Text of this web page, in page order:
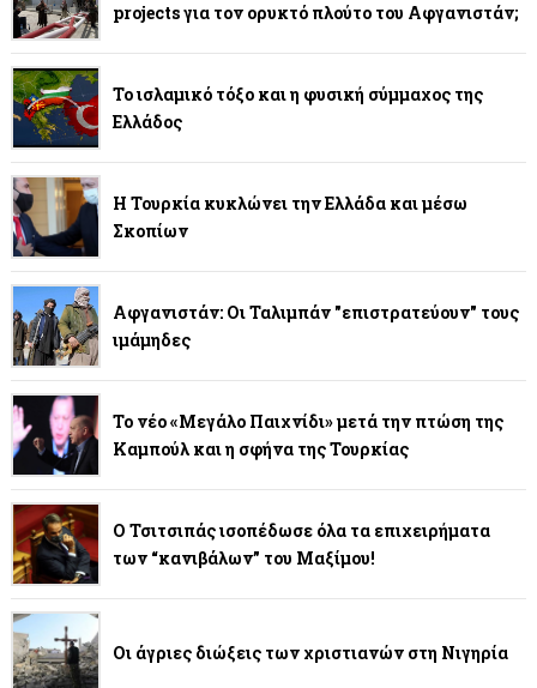
projects για τον ορυκτό πλούτο του Αφγανιστάν;
Το ισλαμικό τόξο και η φυσική σύμμαχος της
Ελλάδος
Η Τουρκία κυκλώνει την Ελλάδα και μέσω
Σκοπίων
Αφγανιστάν: Οι Ταλιμπάν "επιστρατεύουν" τους
ιμάμηδες
Το νέο «Μεγάλο Παιχνίδι» μετά την πτώση της
Καμπούλ και η σφήνα της Τουρκίας
Ο Τσιτσιπάς ισοπέδωσε όλα τα επιχειρήματα
των “κανιβάλων” του Μαξίμου!
Οι άγριες διώξεις των χριστιανών στη Νιγηρία